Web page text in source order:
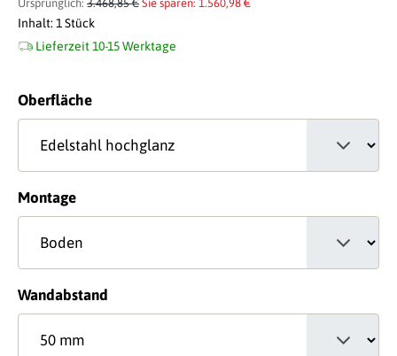
Ursprünglich: 3.468,85 € Sie sparen: 1.560,98 €
Inhalt: 1 Stück
Lieferzeit 10-15 Werktage
Oberflächeauswählen
Montageauswählen
Wandabstand